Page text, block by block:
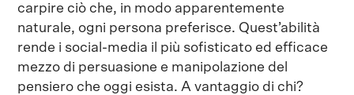
carpire ciò che, in modo apparentemente
naturale, ogni persona preferisce. Quest’abilità
rende i social-media il più sofisticato ed efficace
mezzo di persuasione e manipolazione del
pensiero che oggi esista. A vantaggio di chi?